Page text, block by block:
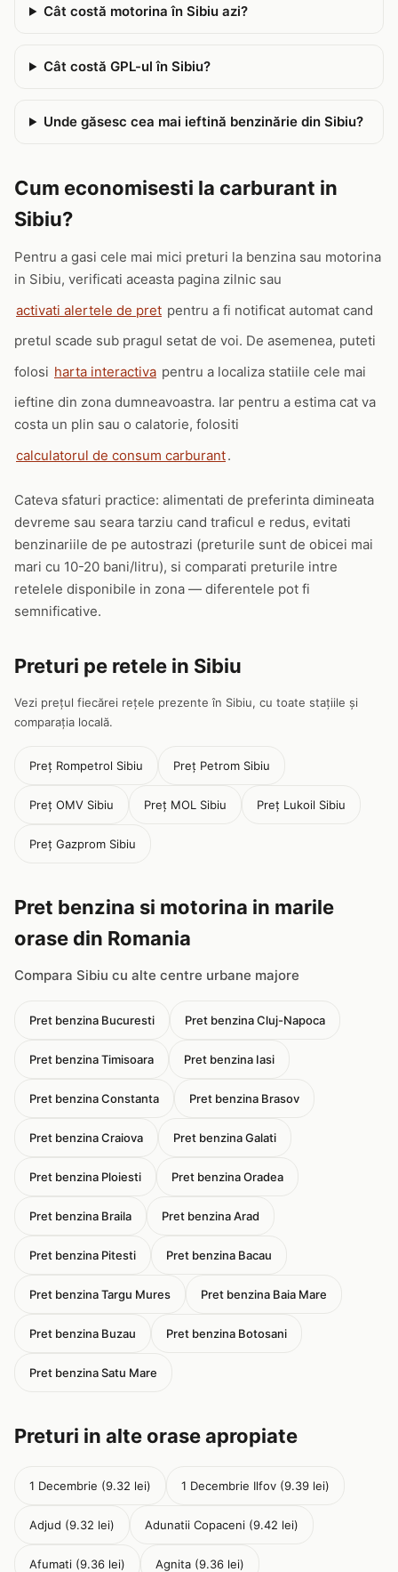
Cât costă motorina în Sibiu azi?
Cât costă GPL-ul în Sibiu?
Unde găsesc cea mai ieftină benzinărie din Sibiu?
Cum economisesti la carburant in
Sibiu?
Pentru a gasi cele mai mici preturi la benzina sau motorina
in Sibiu, verificati aceasta pagina zilnic sau
activati alertele de pret pentru a fi notificat automat cand
pretul scade sub pragul setat de voi. De asemenea, puteti
folosi harta interactiva pentru a localiza statiile cele mai
ieftine din zona dumneavoastra. Iar pentru a estima cat va
costa un plin sau o calatorie, folositi
calculatorul de consum carburant.
Cateva sfaturi practice: alimentati de preferinta dimineata
devreme sau seara tarziu cand traficul e redus, evitati
benzinariile de pe autostrazi (preturile sunt de obicei mai
mari cu 10-20 bani/litru), si comparati preturile intre
retelele disponibile in zona — diferentele pot fi
semnificative.
Preturi pe retele in Sibiu
Vezi prețul fiecărei rețele prezente în Sibiu, cu toate stațiile și
comparația locală.
Preț Rompetrol Sibiu Preț Petrom Sibiu
Preț OMV Sibiu Preț MOL Sibiu Preț Lukoil Sibiu
Preț Gazprom Sibiu
Pret benzina si motorina in marile
orase din Romania
Compara Sibiu cu alte centre urbane majore
Pret benzina Bucuresti Pret benzina Cluj-Napoca
Pret benzina Timisoara Pret benzina Iasi
Pret benzina Constanta Pret benzina Brasov
Pret benzina Craiova Pret benzina Galati
Pret benzina Ploiesti Pret benzina Oradea
Pret benzina Braila Pret benzina Arad
Pret benzina Pitesti Pret benzina Bacau
Pret benzina Targu Mures Pret benzina Baia Mare
Pret benzina Buzau Pret benzina Botosani
Pret benzina Satu Mare
Preturi in alte orase apropiate
1 Decembrie (9.32 lei) 1 Decembrie Ilfov (9.39 lei)
Adjud (9.32 lei) Adunatii Copaceni (9.42 lei)
Afumati (9.36 lei) Agnita (9.36 lei)